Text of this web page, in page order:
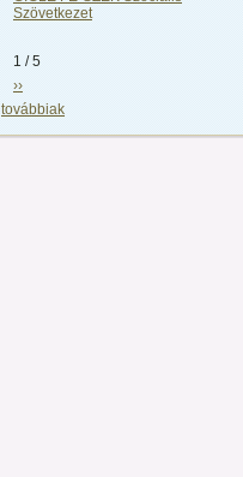
Szövetkezet
1 / 5
››
továbbiak